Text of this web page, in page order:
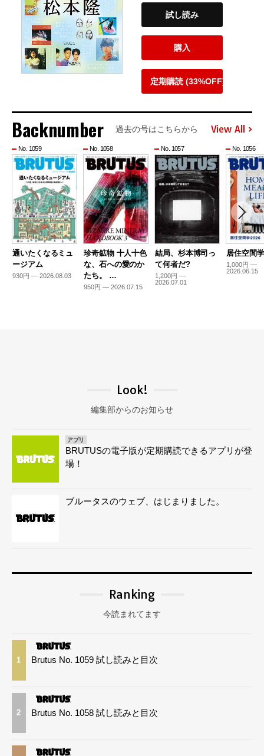
試し読み
購入
定期購読 (33%OFF)
Backnumber 過去の号はこちらから View All
No. 1059
通いたくなるミュ
ージアム
930円 — 2026.08.03
No. 1058
珍奇鉱物 十人十色
な、石への愛のか
たち。 …
950円 — 2026.07.15
No. 1057
結局、杉本博司っ
て何者だ?
1,200円 —
2026.07.01
No. 1056
居住空間
1,000円 —
2026.06.15
Look!
編集部からのお知らせ
アプリ
BRUTUSの電子版が定期購読できるアプリが登
場！
ブルータスのウェブ、はじまりました。
Ranking
今読まれてます
1 Brutus No. 1059 試し読みと目次
2 Brutus No. 1058 試し読みと目次